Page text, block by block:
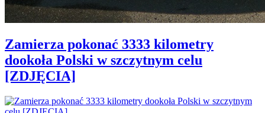
Zamierza pokonać 3333 kilometry
dookoła Polski w szczytnym celu
[ZDJĘCIA]